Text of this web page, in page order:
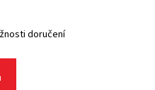
doručení